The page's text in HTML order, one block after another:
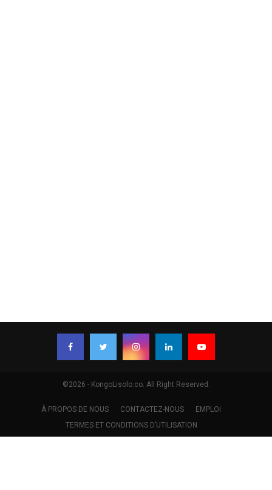
©2026 - KongoLisolo.co. All Right Reserved.
À PROPOS DE NOUS CONTACTEZ-NOUS
EMPLOI
TERMES ET CONDITIONS D’UTILISATION